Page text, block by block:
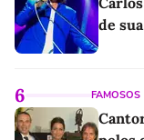
de
6 FAMOSOS